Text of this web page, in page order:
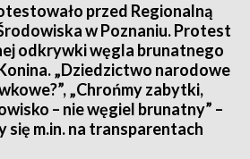
przed Regionalną
w Poznaniu. Protest
odkrywki węgla brunatnego
„Dziedzictwo narodowe
„Chrońmy zabytki,
– nie węgiel brunatny” –
się m.in. na transparentach